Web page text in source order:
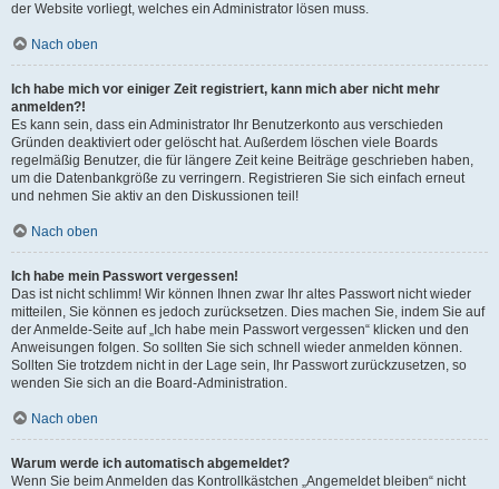
der Website vorliegt, welches ein Administrator lösen muss.
Nach oben
Ich habe mich vor einiger Zeit registriert, kann mich aber nicht mehr
anmelden?!
Es kann sein, dass ein Administrator Ihr Benutzerkonto aus verschieden
Gründen deaktiviert oder gelöscht hat. Außerdem löschen viele Boards
regelmäßig Benutzer, die für längere Zeit keine Beiträge geschrieben haben,
um die Datenbankgröße zu verringern. Registrieren Sie sich einfach erneut
und nehmen Sie aktiv an den Diskussionen teil!
Nach oben
Ich habe mein Passwort vergessen!
Das ist nicht schlimm! Wir können Ihnen zwar Ihr altes Passwort nicht wieder
mitteilen, Sie können es jedoch zurücksetzen. Dies machen Sie, indem Sie auf
der Anmelde-Seite auf „Ich habe mein Passwort vergessen“ klicken und den
Anweisungen folgen. So sollten Sie sich schnell wieder anmelden können.
Sollten Sie trotzdem nicht in der Lage sein, Ihr Passwort zurückzusetzen, so
wenden Sie sich an die Board-Administration.
Nach oben
Warum werde ich automatisch abgemeldet?
Wenn Sie beim Anmelden das Kontrollkästchen „Angemeldet bleiben“ nicht